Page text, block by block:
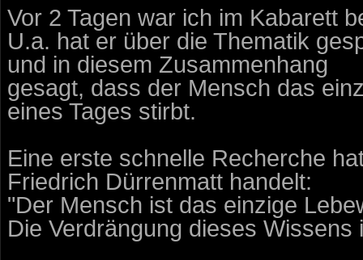
Vor 2 Tagen war ich im Kabarett
U.a. hat er über die Thematik
und in diesem Zusammenhang
gesagt, dass der Mensch das
eines Tages stirbt.
Eine erste schnelle Recherche
Friedrich Dürrenmatt handelt:
"Der Mensch ist das einzige
Die Verdrängung dieses